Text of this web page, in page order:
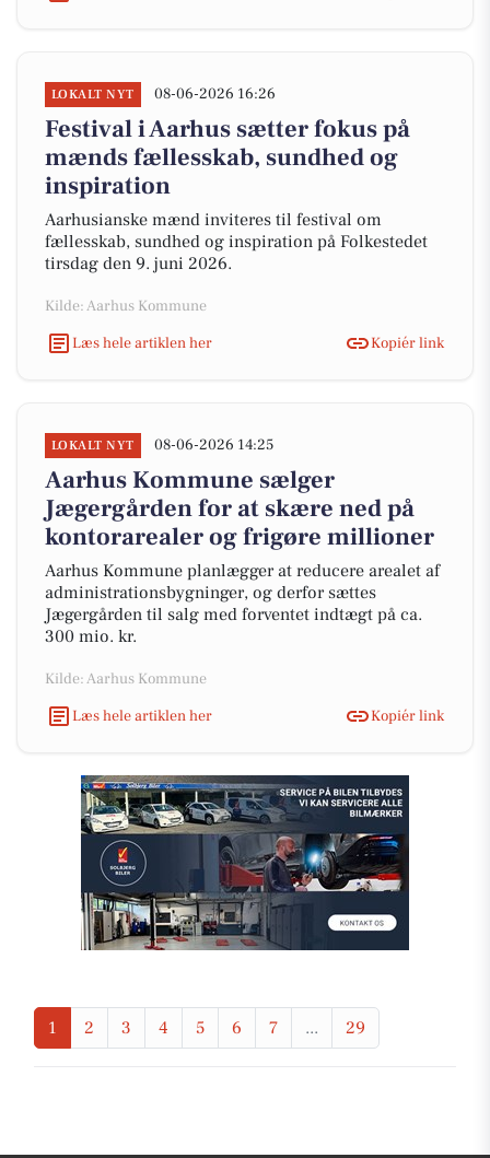
LOKALT NYT 08-06-2026 16:26
Festival i Aarhus sætter fokus på
mænds fællesskab, sundhed og
inspiration
Aarhusianske mænd inviteres til festival om
fællesskab, sundhed og inspiration på Folkestedet
tirsdag den 9. juni 2026.
Kilde: Aarhus Kommune
Læs hele artiklen her
Kopiér link
LOKALT NYT 08-06-2026 14:25
Aarhus Kommune sælger
Jægergården for at skære ned på
kontorarealer og frigøre millioner
Aarhus Kommune planlægger at reducere arealet af
administrationsbygninger, og derfor sættes
Jægergården til salg med forventet indtægt på ca.
300 mio. kr.
Kilde: Aarhus Kommune
Læs hele artiklen her
Kopiér link
1 2 3 4 5 6 7 ... 29